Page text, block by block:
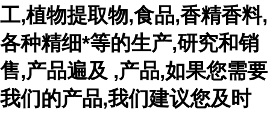
工,植物提取物,食品,香精香料,
各种精细*等的生产,研究和销
售,产品遍及 ,产品,如果您需要
我们的产品,我们建议您及时